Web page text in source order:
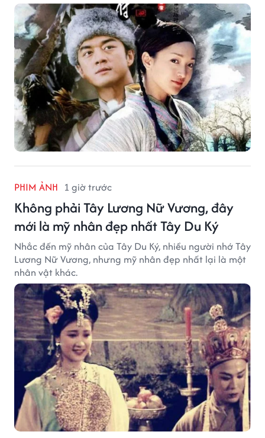
PHIM ẢNH 1 giờ trước
Không phải Tây Lương Nữ Vương, đây
mới là mỹ nhân đẹp nhất Tây Du Ký
Nhắc đến mỹ nhân của Tây Du Ký, nhiều người nhớ Tây
Lương Nữ Vương, nhưng mỹ nhân đẹp nhất lại là một
nhân vật khác.